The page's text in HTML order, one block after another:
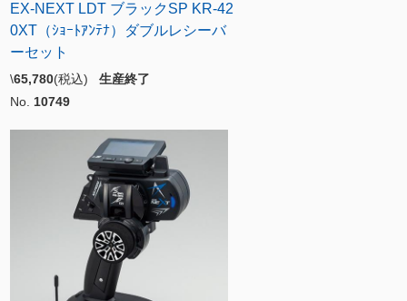
EX-NEXT LDT ブラックSP KR-42
0XT（ｼｮｰﾄｱﾝﾃﾅ）ダブルレシーバ
ーセット
\65,780(税込) 生産終了
No. 10749